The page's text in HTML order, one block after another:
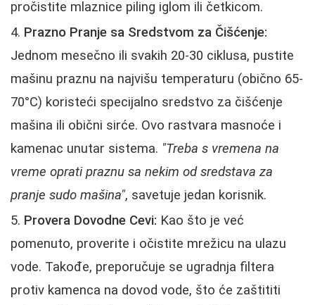
pročistite mlaznice piling iglom ili četkicom.
Prazno Pranje sa Sredstvom za Čišćenje:
Jednom mesečno ili svakih 20-30 ciklusa, pustite
mašinu praznu na najvišu temperaturu (obično 65-
70°C) koristeći specijalno sredstvo za čišćenje
mašina ili obični sirće. Ovo rastvara masnoće i
kamenac unutar sistema. "Treba s vremena na
vreme oprati praznu sa nekim od sredstava za
pranje sudo mašina", savetuje jedan korisnik.
Provera Dovodne Cevi: Kao što je već
pomenuto, proverite i očistite mrežicu na ulazu
vode. Takođe, preporučuje se ugradnja filtera
protiv kamenca na dovod vode, što će zaštititi